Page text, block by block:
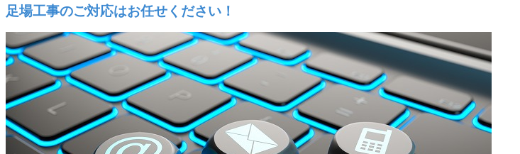
足場工事のご対応はお任せください！